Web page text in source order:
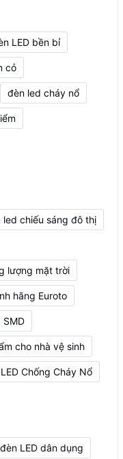
LED bền bỉ
cỏ
đèn led cháy nổ
led chiếu sáng đô thị
lượng mặt trời
hãng Euroto
SMD
cho nhà vệ sinh
Chống Cháy Nổ
đèn LED dân dụng